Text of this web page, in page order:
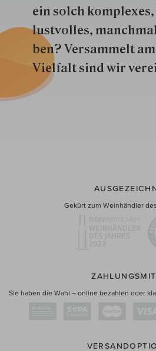
ein solch
lustvolles,
ben? Versammelt
Vielfalt sind wir
Gekürt zum Weinhändler
Sie haben die Wahl – online bezahlen oder